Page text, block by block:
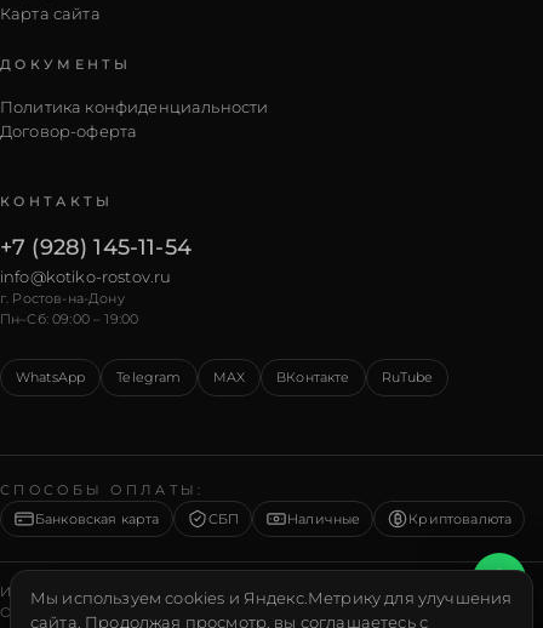
Карта сайта
ДОКУМЕНТЫ
Политика конфиденциальности
Договор-оферта
КОНТАКТЫ
+7 (928) 145-11-54
info@kotiko-rostov.ru
г. Ростов-на-Дону
Пн–Сб: 09:00 – 19:00
WhatsApp Telegram MAX ВКонтакте RuTube
СПОСОБЫ ОПЛАТЫ:
Банковская карта
СБП Наличные Криптовалюта
ИП Коваленко Александр ГеннадьевичИНН 151007261760
ОГРНИП
323619600010300
Мы используем cookies и Яндекс.Метрику для улучшения
сайта. Продолжая просмотр, вы соглашаетесь с